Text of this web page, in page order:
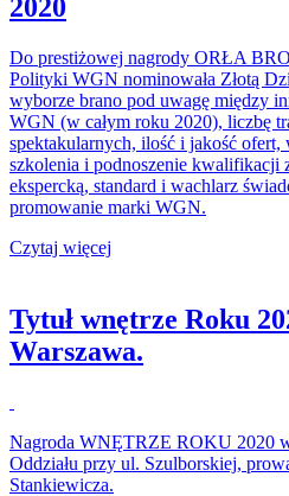
2020
Do prestiżowej nagrody ORŁA
Polityki WGN nominowała Złotą
wyborze brano pod uwagę między
WGN (w całym roku 2020), liczbę
spektakularnych, ilość i jakość ofert,
szkolenia i podnoszenie kwalifikacji
ekspercką, standard i wachlarz
promowanie marki WGN.
Czytaj więcej
Tytuł wnętrze Roku
Warszawa.
Nagroda WNĘTRZE ROKU 2020
Oddziału przy ul. Szulborskiej,
Stankiewicza.